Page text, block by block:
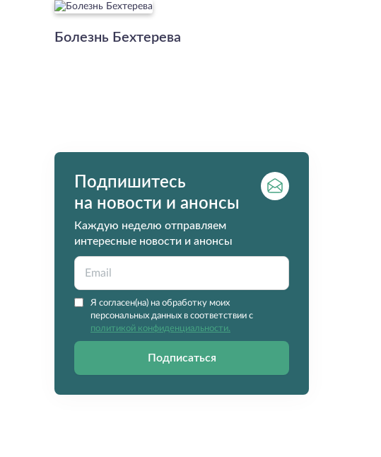
Болезнь Бехтерева
Подпишитесь
на новости и анонсы
Каждую неделю отправляем
интересные новости и анонсы
Я согласен(на) на обработку моих
персональных данных в соответствии с
политикой конфиденциальности.
Подписаться